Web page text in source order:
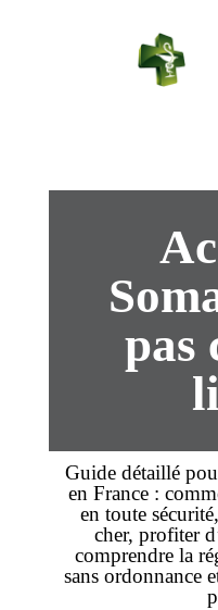
pas
Guide détaillé
en France :
en toute
cher, profiter
comprendre la
sans ordonnance